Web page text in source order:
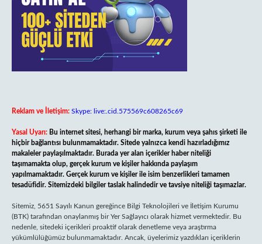
Reklam ve İletişim: Skype: live:.cid.575569c608265c69
Yasal Uyarı: Bu internet sitesi, herhangi bir marka, kurum veya şahıs şirketi ile
hiçbir bağlantısı bulunmamaktadır. Sitede yalnızca kendi hazırladığımız
makaleler paylaşılmaktadır. Burada yer alan içerikler haber niteliği
taşımamakta olup, gerçek kurum ve kişiler hakkında paylaşım
yapılmamaktadır. Gerçek kurum ve kişiler ile isim benzerlikleri tamamen
tesadüfidir. Sitemizdeki bilgiler taslak halindedir ve tavsiye niteliği taşımazlar.
Sitemiz, 5651 Sayılı Kanun gereğince Bilgi Teknolojileri ve İletişim Kurumu
(BTK) tarafından onaylanmış bir Yer Sağlayıcı olarak hizmet vermektedir. Bu
nedenle, sitedeki içerikleri proaktif olarak denetleme veya araştırma
yükümlülüğümüz bulunmamaktadır. Ancak, üyelerimiz yazdıkları içeriklerin